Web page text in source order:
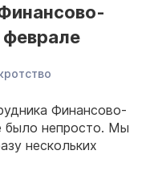
феврале
Финансово-
было непросто. Мы
нескольких